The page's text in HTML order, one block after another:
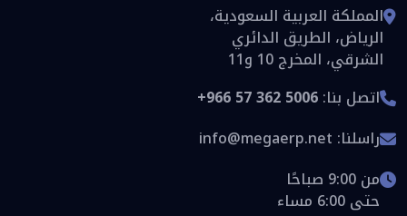
المملكة العربية السعودية،
الرياض، الطريق الدائري
الشرقي، المخرج 10 و11
اتصل بنا:+966 57 362 5006
راسلنا: info@megaerp.net
من 9:00 صباحًا
حتى 6:00 مساء